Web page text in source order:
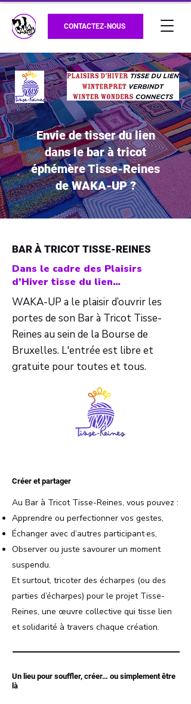
CONTACTEZ-NOUS
Envie de tisser du lien
dans le bar à tricot
éphémère Tisse-Reines
de WAKA-UP ?
BAR À TRICOT TISSE-REINES
Dans le cadre des Plaisirs
d’Hiver tisse du lien…
WAKA-UP a le plaisir d’ouvrir les
portes de son Bar à Tricot Tisse-
Reines au sein de la Bourse de
Bruxelles. L'entrée est libre et
gratuite pour toutes et tous.
Créer et partager
Au Bar à Tricot Tisse-Reines, vous pouvez :
Apprendre ou perfectionner vos gestes,
Échanger avec d’autres participant·es,
Observer ou juste savourer un moment
suspendu.
Et surtout, tricoter des écharpes (ou des
parties d’écharpes) pour le projet Tisse-
Reines, une œuvre collective qui tisse lien
et solidarité à travers chaque création.
Un lieu pour souffler, créer… ou simplement être
là